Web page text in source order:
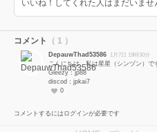
いいね！してくれた人はまだいませ
コメント （ 1 ）
DepauwThad53586 1月7日 19時30分
こんにちは、私は星星（シンヅン）
Gleezy：jp88
discod：jpkai7
0
コメントするにはログインが必要です